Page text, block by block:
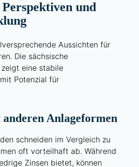
und
Aussichten für
Die sächsische
eine stabile
Potenzial für
Anlageformen
schneiden im Vergleich zu
oft vorteilhaft ab. Während
Zinsen bietet, können